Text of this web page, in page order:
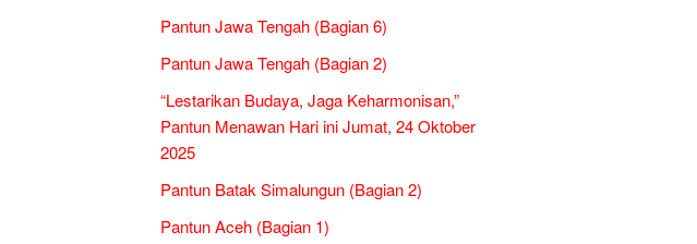
Pantun Jawa Tengah (Bagian 6)
Pantun Jawa Tengah (Bagian 2)
“Lestarikan Budaya, Jaga Keharmonisan,”
Pantun Menawan Hari ini Jumat, 24 Oktober
2025
Pantun Batak Simalungun (Bagian 2)
Pantun Aceh (Bagian 1)